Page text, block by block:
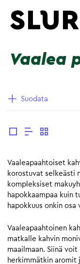
Vaalea
Suodata
Vaaleapaahtoiset
korostuvat selkeästi
kompleksiset
hapokkaampaa kuin
hapokkuus onkin
Vaaleapaahtoinen
matkalle kahvin
maailmaan. Siinä
herkimmätkin aromit